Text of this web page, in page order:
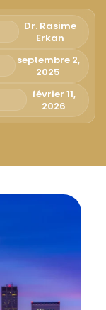
Italiano
Русский
Български
Dr. Rasime
Erkan
septembre 2,
2025
février 11,
2026